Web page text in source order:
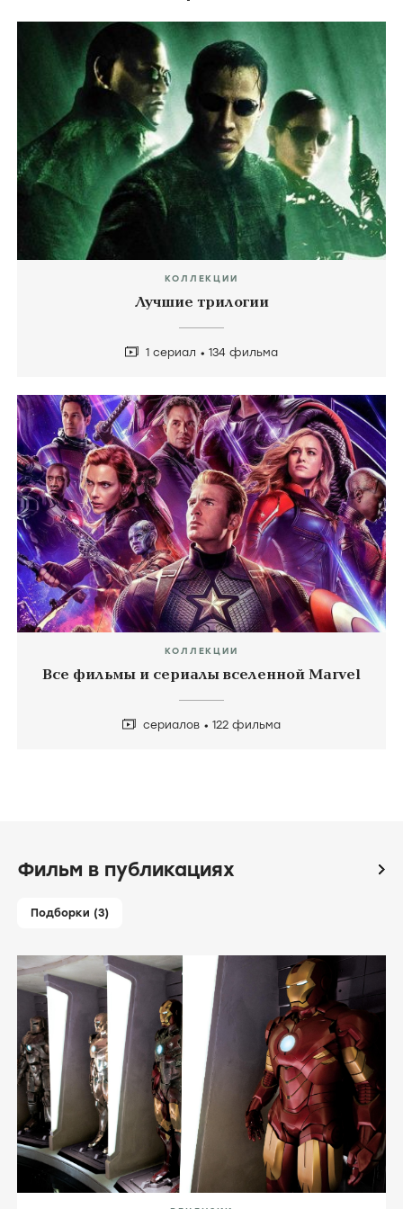
КОЛЛЕКЦИИ
Лучшие трилогии
1 сериал 134 фильма
КОЛЛЕКЦИИ
Все фильмы и сериалы вселенной Marvel
сериалов 122 фильма
Фильм в публикациях icon
Подборки (3)